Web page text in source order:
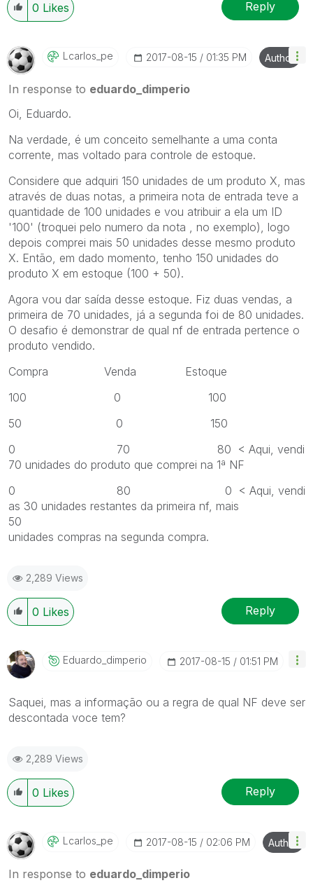
0 Likes Reply
Lcarlos_pe ‎2017-08-15 01:35 PM Author
In response to eduardo_dimperio
Oi, Eduardo.
Na verdade, é um conceito semelhante a uma conta
corrente, mas voltado para controle de estoque.
Considere que adquiri 150 unidades de um produto X, mas
através de duas notas, a primeira nota de entrada teve a
quantidade de 100 unidades e vou atribuir a ela um ID
'100' (troquei pelo numero da nota , no exemplo), logo
depois comprei mais 50 unidades desse mesmo produto
X. Então, em dado momento, tenho 150 unidades do
produto X em estoque (100 + 50).
Agora vou dar saída desse estoque. Fiz duas vendas, a
primeira de 70 unidades, já a segunda foi de 80 unidades.
O desafio é demonstrar de qual nf de entrada pertence o
produto vendido.
Compra Venda Estoque
100 0 100
50 0 150
0 70 80 < Aqui, vendi
70 unidades do produto que comprei na 1ª NF
0 80 0 < Aqui, vendi
as 30 unidades restantes da primeira nf, mais
50
unidades compras na segunda compra.
2,289 Views
0 Likes Reply
Eduardo_dimperiO ‎2017-08-15 01:51 PM
Saquei, mas a informação ou a regra de qual NF deve ser
descontada voce tem?
2,289 Views
0 Likes Reply
Lcarlos_pe ‎2017-08-15 02:06 PM Author
In response to eduardo_dimperio